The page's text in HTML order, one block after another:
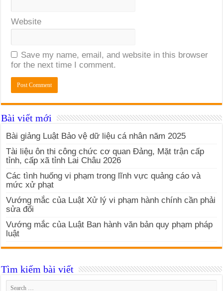
Website
Save my name, email, and website in this browser
for the next time I comment.
Bài viết mới
Bài giảng Luật Bảo vệ dữ liệu cá nhân năm 2025
Tài liệu ôn thi công chức cơ quan Đảng, Mặt trận cấp
tỉnh, cấp xã tỉnh Lai Châu 2026
Các tình huống vi phạm trong lĩnh vực quảng cáo và
mức xử phạt
Vướng mắc của Luật Xử lý vi phạm hành chính cần phải
sửa đổi
Vướng mắc của Luật Ban hành văn bản quy phạm pháp
luật
Tìm kiếm bài viết